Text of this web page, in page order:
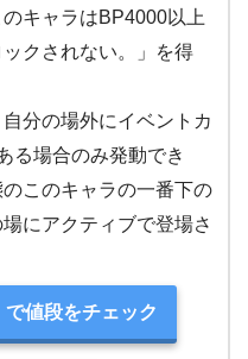
キャラはBP4000以上
クされない。」を得
自分の場外にイベントカ
る場合のみ発動でき
このキャラの一番下の
にアクティブで登場さ
値段をチェック